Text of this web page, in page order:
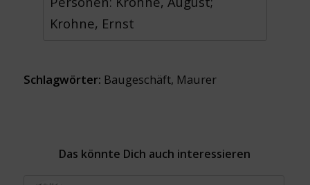
Krohne, Ernst
Schlagwörter: Baugeschäft, Maurer
Das könnte Dich auch interessieren